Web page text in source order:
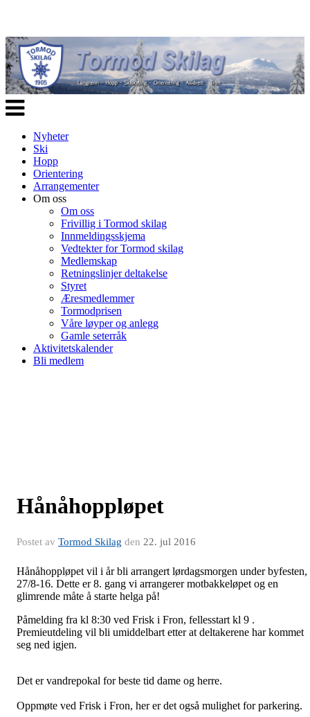
Veksle
navigasjon
Nyheter
Ski
Hopp
Orientering
Arrangementer
Om oss
Om oss
Frivillig i Tormod skilag
Innmeldingsskjema
Vedtekter for Tormod skilag
Medlemskap
Retningslinjer deltakelse
Styret
Æresmedlemmer
Tormodprisen
Våre løyper og anlegg
Gamle seterråk
Aktivitetskalender
Bli medlem
Hånåhoppløpet
Postet av Tormod Skilag den 22. jul 2016
Hånåhoppløpet vil i år bli arrangert lørdagsmorgen under byfesten,
27/8-16. Dette er 8. gang vi arrangerer motbakkeløpet og en
glimrende måte å starte helga på!
Påmelding fra kl 8:30 ved Frisk i Fron, fellesstart kl 9 .
Premieutdeling vil bli umiddelbart etter at deltakerene har kommet
seg ned igjen.
Det er vandrepokal for beste tid dame og herre.
Oppmøte ved Frisk i Fron, her er det også mulighet for parkering.